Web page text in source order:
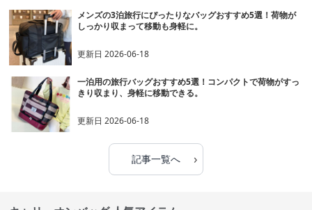
メンズの3泊旅行にぴったりなバッグおすすめ5選！荷物が
しっかり収まって移動も身軽に。
更新日2026-06-18
一泊用の旅行バッグおすすめ5選！コンパクトで荷物がすっ
きり収まり、身軽に移動できる。
更新日2026-06-18
記事一覧へ ›